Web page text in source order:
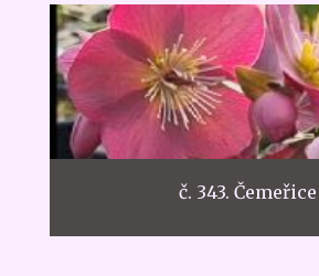
č. 343. Čemeřice